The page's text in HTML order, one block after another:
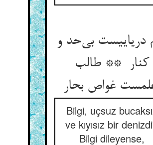
دریاییست بی‌حد و
کنار ** طالب
Bilgi, uçsuz
ve kıyısız bir
Bilgi dileyense,